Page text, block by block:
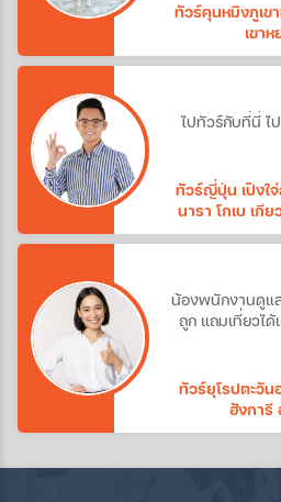
ทัวร์คุนหมิงภูเข
เขา
ไปทัวร์กับที่นี่ ไ
ทัวร์ญี่ปุ่น เปิงใจ่
นารา โกเบ เกี
น้องพนักงานดูแล
ถูก แถมเที่ยวได้
ทัวร์ยุโรปตะวัน
ฮังการี